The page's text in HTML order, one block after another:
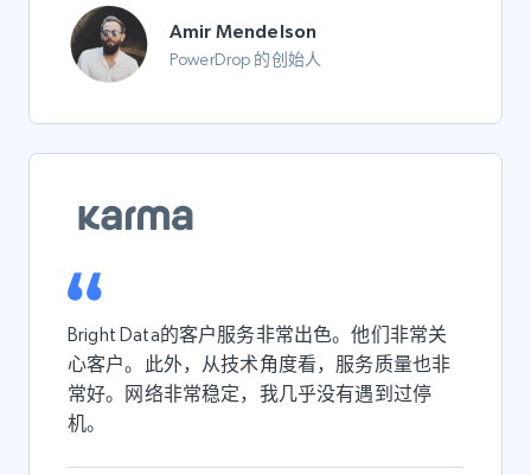
Amir Mendelson
PowerDrop 的创始人
Bright Data的客户服务非常出色。他们非常关
心客户。此外，从技术角度看，服务质量也非
常好。网络非常稳定，我几乎没有遇到过停
机。